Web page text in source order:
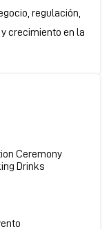
regulación,
crecimiento en la
Ceremony
Drinks